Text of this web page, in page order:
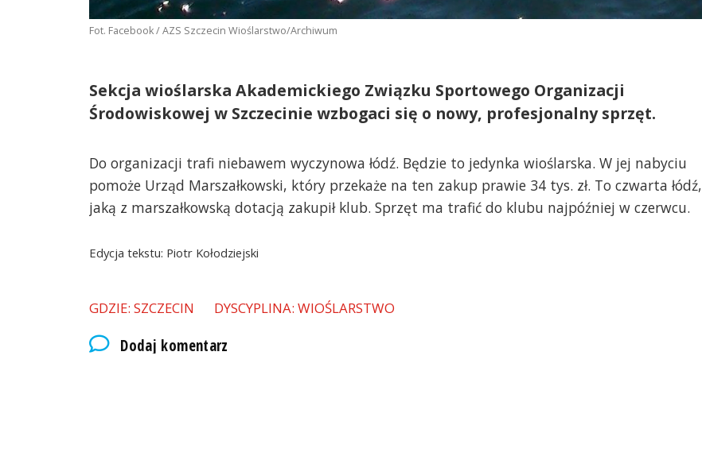
Fot. Facebook / AZS Szczecin Wioślarstwo/Archiwum
Sekcja wioślarska Akademickiego Związku Sportowego Organizacji
Środowiskowej w Szczecinie wzbogaci się o nowy, profesjonalny sprzęt.
Do organizacji trafi niebawem wyczynowa łódź. Będzie to jedynka wioślarska. W jej nabyciu
pomoże Urząd Marszałkowski, który przekaże na ten zakup prawie 34 tys. zł. To czwarta łódź,
jaką z marszałkowską dotacją zakupił klub. Sprzęt ma trafić do klubu najpóźniej w czerwcu.
Edycja tekstu: Piotr Kołodziejski
GDZIE: SZCZECIN DYSCYPLINA: WIOŚLARSTWO
Dodaj komentarz